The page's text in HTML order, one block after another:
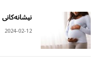
2024-02-12